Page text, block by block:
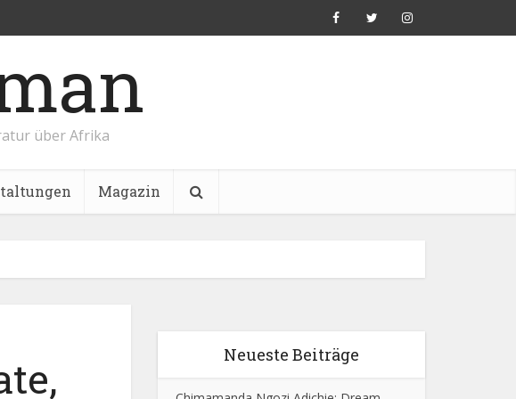
über Afrika
Magazin
Neueste Beiträge